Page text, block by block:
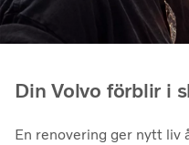
Din Volvo förblir i
En renovering ger nytt liv